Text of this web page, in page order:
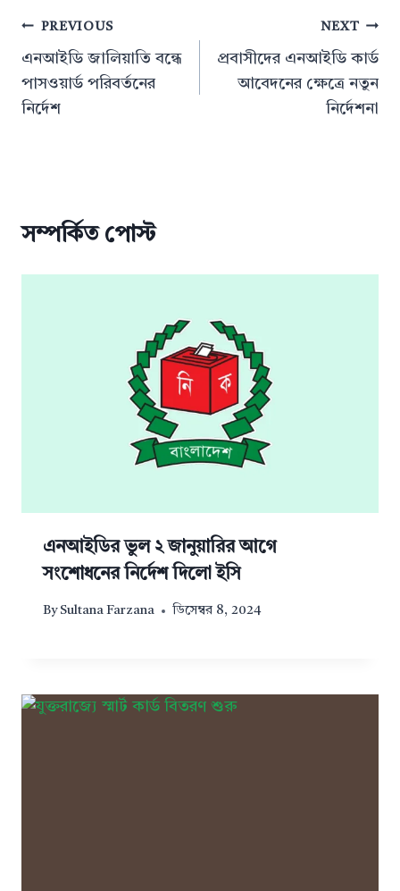
পোস্ট
ন্যাভিগেশন
PREVIOUS
এনআইডি জালিয়াতি বন্ধে
পাসওয়ার্ড পরিবর্তনের
নির্দেশ
NEXT
প্রবাসীদের এনআইডি কার্ড
আবেদনের ক্ষেত্রে নতুন
নির্দেশনা
সম্পর্কিত পোস্ট
এনআইডির ভুল ২ জানুয়ারির আগে
সংশোধনের নির্দেশ দিলো ইসি
By Sultana Farzana ডিসেম্বর 8, 2024